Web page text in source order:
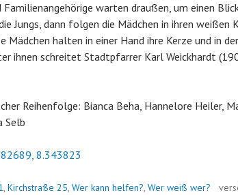
warten draußen, um einen
Jungs, dann folgen die Mädchen in ihren weißen
Mädchen halten in einer Hand ihre Kerze und in
ihnen schreitet Stadtpfarrer Karl Weickhardt
Reihenfolge: Bianca Beha, Hannelore Heiler,
Selb
8.343823
, Kirchstraße 25, Wer kann helfen?, Wer weiß wer?